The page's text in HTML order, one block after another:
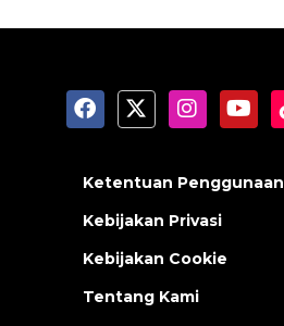
Ketentuan Penggunaan
Kebijakan Privasi
Kebijakan Cookie
Tentang Kami